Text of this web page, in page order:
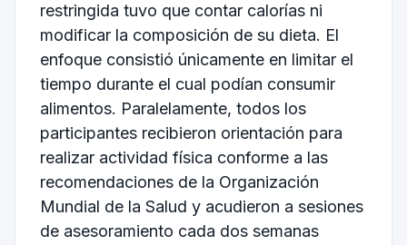
restringida tuvo que contar calorías ni
modificar la composición de su dieta. El
enfoque consistió únicamente en limitar el
tiempo durante el cual podían consumir
alimentos. Paralelamente, todos los
participantes recibieron orientación para
realizar actividad física conforme a las
recomendaciones de la Organización
Mundial de la Salud y acudieron a sesiones
de asesoramiento cada dos semanas